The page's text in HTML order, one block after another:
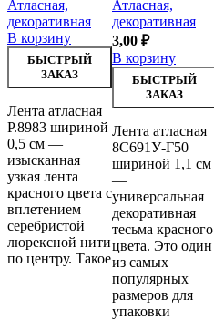
Атласная,
декоративная
В корзину
БЫСТРЫЙ
ЗАКАЗ
Лента атласная
Р.8983 шириной
0,5 см —
изысканная
узкая лента
красного цвета с
вплетением
серебристой
люрексной нити
по центру. Такое
Атласная,
декоративная
3,00 ₽
В корзину
БЫСТРЫЙ
ЗАКАЗ
Лента атласная
8С691У-Г50
шириной 1,1 см
—
универсальная
декоративная
тесьма красного
цвета. Это один
из самых
популярных
размеров для
упаковки